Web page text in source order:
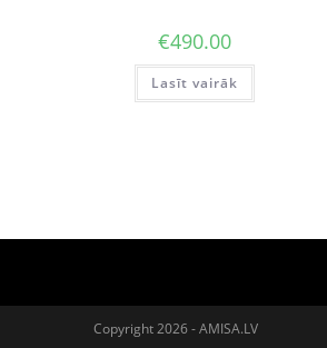
€490.00
Lasīt vairāk
Copyright 2026 - AMISA.LV